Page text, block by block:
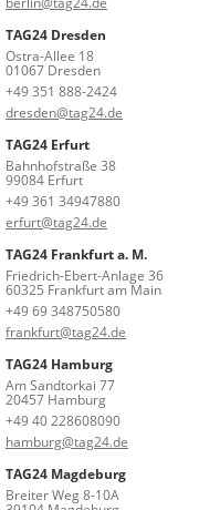
TAG24 Dresden
Ostra-Allee 18
01067 Dresden
+49 351 888-2424
dresden@tag24.de
TAG24 Erfurt
Bahnhofstraße 38
99084 Erfurt
+49 361 34947880
erfurt@tag24.de
TAG24 Frankfurt a. M.
Friedrich-Ebert-Anlage 36
60325 Frankfurt am Main
+49 69 348750580
frankfurt@tag24.de
TAG24 Hamburg
Am Sandtorkai 77
20457 Hamburg
+49 40 228608090
hamburg@tag24.de
TAG24 Magdeburg
Breiter Weg 8-10A